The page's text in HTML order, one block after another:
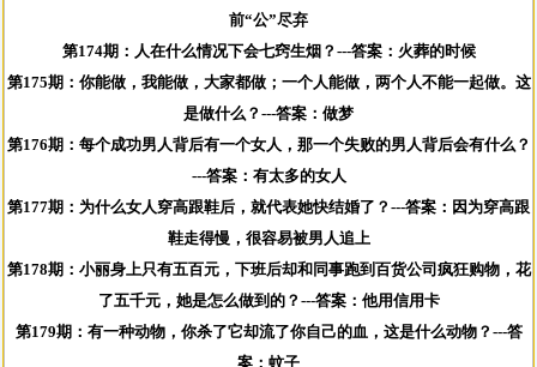
前“公”尽弃
第174期：人在什么情况下会七窍生烟？---答案：火葬的时候
第175期：你能做，我能做，大家都做；一个人能做，两个人不能一起做。这
是做什么？---答案：做梦
第176期：每个成功男人背后有一个女人，那一个失败的男人背后会有什么？
---答案：有太多的女人
第177期：为什么女人穿高跟鞋后，就代表她快结婚了？---答案：因为穿高跟
鞋走得慢，很容易被男人追上
第178期：小丽身上只有五百元，下班后却和同事跑到百货公司疯狂购物，花
了五千元，她是怎么做到的？---答案：他用信用卡
第179期：有一种动物，你杀了它却流了你自己的血，这是什么动物？---答
案：蚊子